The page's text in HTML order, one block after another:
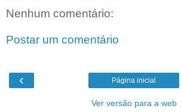
Nenhum comentário:
Postar um comentário
‹ Página inicial
Ver versão para a web